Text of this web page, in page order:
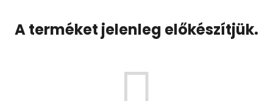
A terméket jelenleg előkészítjük.